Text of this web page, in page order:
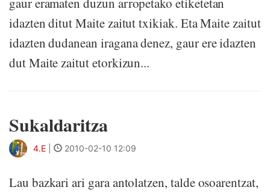
idazten ditut Maite zaitut txikiak. Eta Maite zaitut
idazten dudanean iragana denez, gaur ere idazten
dut Maite zaitut etorkizun...
Sukaldaritza
4.E 2010-02-10 12:09
Lau bazkari ari gara antolatzen, talde osoarentzat,